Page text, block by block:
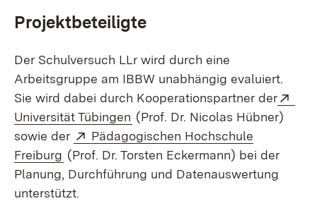
Projektbeteiligte
Der Schulversuch LLr wird durch eine
Arbeitsgruppe am IBBW unabhängig evaluiert.
Sie wird dabei durch Kooperationspartner der
Universität Tübingen (Öffnet in neuem Fenster)
(Prof. Dr. Nicolas Hübner)
sowie der
Extern:
Pädagogischen Hochschule
Freiburg (Öffnet in neuem Fenster)
(Prof. Dr. Torsten Eckermann) bei der
Planung, Durchführung und Datenauswertung
unterstützt.